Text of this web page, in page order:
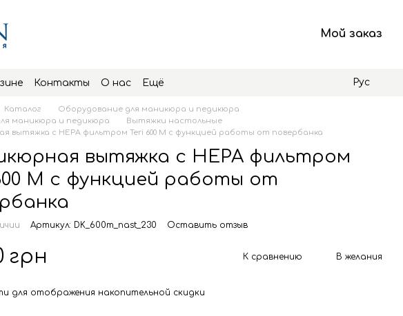
Мой заказ
Контакты О нас Ещё Рус
Каталог
Оборудование для маникюра и педикюра
маникюра и педикюра
Вытяжки настольные
вытяжка с HEPA фильтром Teri 600 M c функцией работы от повербанка
вытяжка с HEPA фильтром
M c функцией работы от
Артикул: DK_600m_nast_230 Оставить отзыв
грн К сравнению В желания
для отображения накопительной скидки